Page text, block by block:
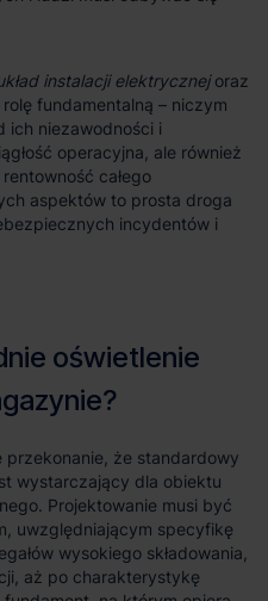
instalacji elektrycznej